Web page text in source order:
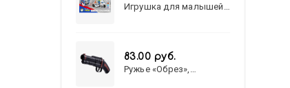
Игрушка для малышей
83.00 руб.
Ружье «Обрез»,